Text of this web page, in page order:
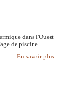
dans l'Ouest
de piscine...
En savoir plus